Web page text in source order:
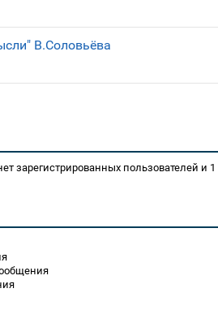
В.Соловьёва
зарегистрированных пользователей и 1